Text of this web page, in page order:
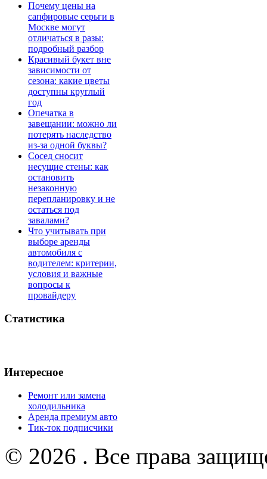
Почему цены на
сапфировые серьги в
Москве могут
отличаться в разы:
подробный разбор
Красивый букет вне
зависимости от
сезона: какие цветы
доступны круглый
год
Опечатка в
завещании: можно ли
потерять наследство
из-за одной буквы?
Сосед сносит
несущие стены: как
остановить
незаконную
перепланировку и не
остаться под
завалами?
Что учитывать при
выборе аренды
автомобиля с
водителем: критерии,
условия и важные
вопросы к
провайдеру
Статистика
Интересное
Ремонт или замена
холодильника
Аренда премиум авто
Тик-ток подписчики
© 2026 . Все права